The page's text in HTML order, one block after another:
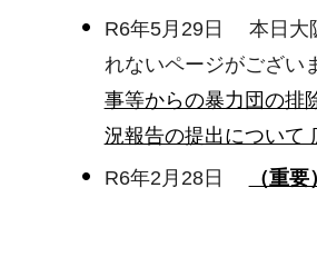
R6年5月29日 本日大
れないページがござい
事等からの暴力団の排
況報告の提出について
R6年2月28日
（重